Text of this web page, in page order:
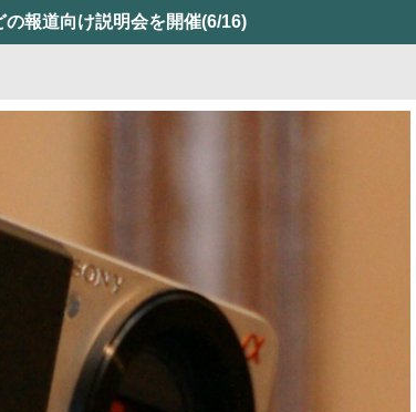
の報道向け説明会を開催(6/16)